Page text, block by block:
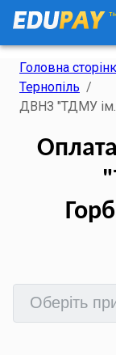
Головна
Тернопіль /
ДВНЗ "ТДМУ ім.